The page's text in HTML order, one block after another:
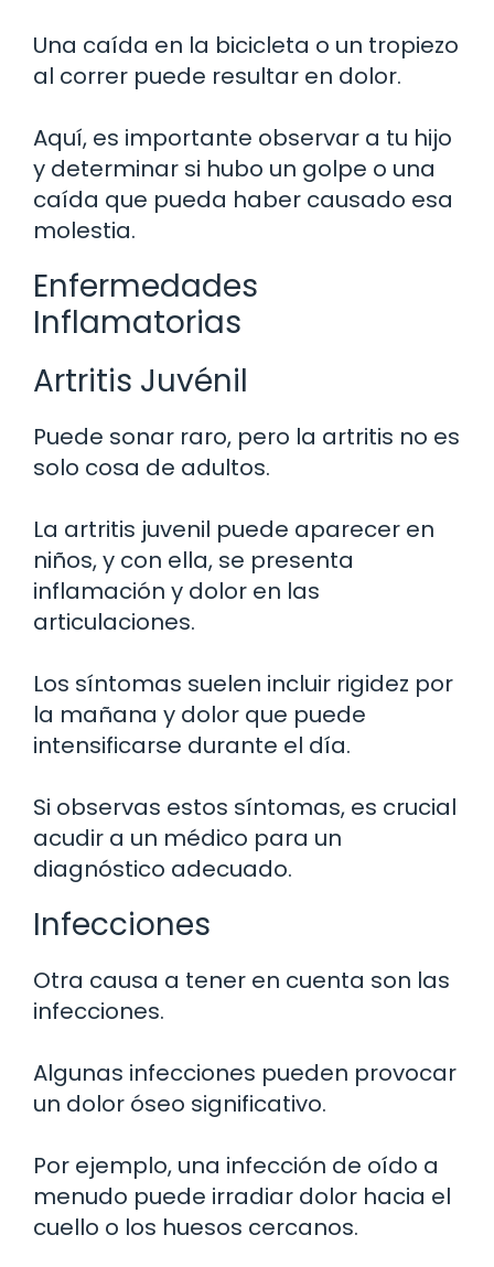
Una caída en la bicicleta o un tropiezo
al correr puede resultar en dolor.
Aquí, es importante observar a tu hijo
y determinar si hubo un golpe o una
caída que pueda haber causado esa
molestia.
Enfermedades
Inflamatorias
Artritis Juvénil
Puede sonar raro, pero la artritis no es
solo cosa de adultos.
La artritis juvenil puede aparecer en
niños, y con ella, se presenta
inflamación y dolor en las
articulaciones.
Los síntomas suelen incluir rigidez por
la mañana y dolor que puede
intensificarse durante el día.
Si observas estos síntomas, es crucial
acudir a un médico para un
diagnóstico adecuado.
Infecciones
Otra causa a tener en cuenta son las
infecciones.
Algunas infecciones pueden provocar
un dolor óseo significativo.
Por ejemplo, una infección de oído a
menudo puede irradiar dolor hacia el
cuello o los huesos cercanos.